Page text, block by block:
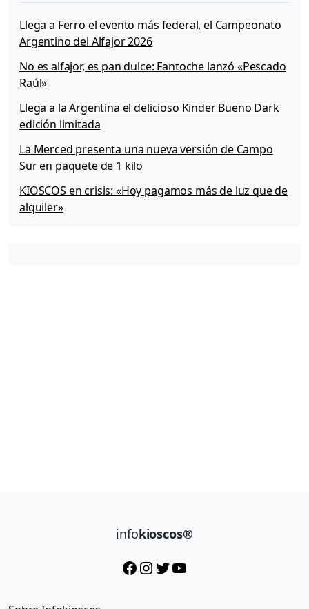
Llega a Ferro el evento más federal, el Campeonato
Argentino del Alfajor 2026
No es alfajor, es pan dulce: Fantoche lanzó «Pescado
Raúl»
Llega a la Argentina el delicioso Kinder Bueno Dark
edición limitada
La Merced presenta una nueva versión de Campo
Sur en paquete de 1 kilo
KIOSCOS en crisis: «Hoy pagamos más de luz que de
alquiler»
infokioscos®
Facebook InstagramTwitter YouTube